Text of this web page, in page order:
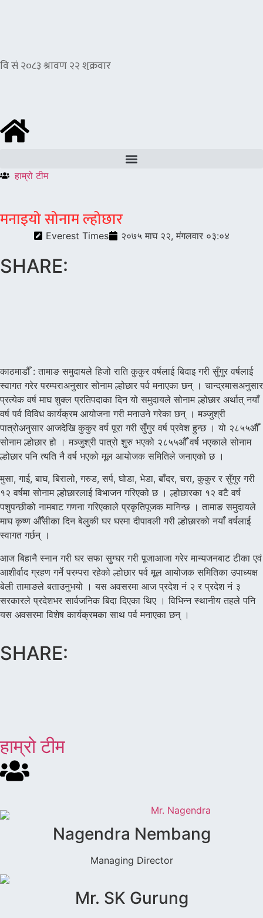
हाम्रो टीम
मनाइयो सोनाम ल्होछार
Everest Times २०७५ माघ २२, मंगलवार ०३:०४
SHARE:
काठमाडौँ : तामाङ समुदायले हिजो राति कुकुर वर्षलाई बिदाइ गरी सुँगुर वर्षलाई
स्वागत गरेर परम्पराअनुसार सोनाम ल्होछार पर्व मनाएका छन् । चान्द्रमासअनुसार
प्रत्येक वर्ष माघ शुक्ल प्रतिपदाका दिन यो समुदायले सोनाम ल्होछार अर्थात् नयाँ
वर्ष पर्व विविध कार्यक्रम आयोजना गरी मनाउने गरेका छन् । मञ्जुश्री
पात्रोअनुसार आजदेखि कुकुर वर्ष पूरा गरी सुँगुर वर्ष प्रवेश हुन्छ । यो २८५५औँ
सोनाम ल्होछार हो । मञ्जुश्री पात्रो शुरु भएको २८५५औँ वर्ष भएकाले सोनाम
ल्होछार पनि त्यति नै वर्ष भएको मूल आयोजक समितिले जनाएको छ ।
मुसा, गाई, बाघ, बिरालो, गरुड, सर्प, घोडा, भेडा, बाँदर, चरा, कुकुर र सुँगुर गरी
१२ वर्षमा सोनाम ल्होछारलाई विभाजन गरिएको छ । ल्होछारका १२ वटै वर्ष
पशुपन्छीको नामबाट गणना गरिएकाले प्रकृतिपूजक मानिन्छ । तामाङ समुदायले
माघ कृष्ण औँसीका दिन बेलुकी घर घरमा दीपावली गरी ल्होछारको नयाँ वर्षलाई
स्वागत गर्छन् ।
आज बिहानै स्नान गरी घर सफा सुग्घर गरी पूजाआजा गरेर मान्यजनबाट टीका एवं
आशीर्वाद ग्रहण गर्ने परम्परा रहेको ल्होछार पर्व मूल आयोजक समितिका उपाध्यक्ष
बेली तामाङले बताउनुभयो । यस अवसरमा आज प्रदेश नं २ र प्रदेश नं ३
सरकारले प्रदेशभर सार्वजनिक बिदा दिएका थिए । विभिन्न स्थानीय तहले पनि
यस अवसरमा विशेष कार्यक्रमका साथ पर्व मनाएका छन् ।
SHARE:
हाम्रो टीम
Nagendra Nembang
Managing Director
Mr. SK Gurung